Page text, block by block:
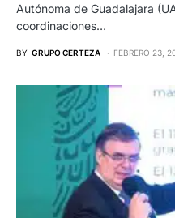
Autónoma de Guadalajara
coordinaciones…
BY GRUPO CERTEZA FEBRERO 23,